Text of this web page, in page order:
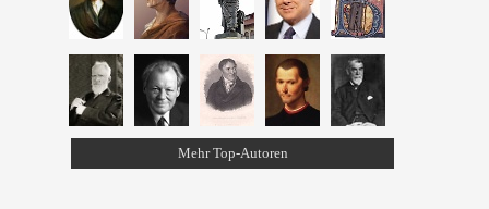
Mehr Top-Autoren